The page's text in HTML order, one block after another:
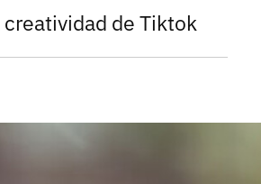
de Tiktok